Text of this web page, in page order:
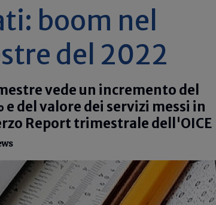
boom nel
del 2022
vede un incremento del
e del valore dei servizi messi in
Report trimestrale dell'OICE